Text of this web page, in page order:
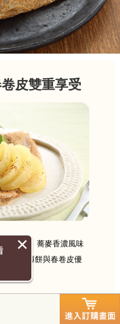
皮雙重享受
粉製作。蕎麥香濃風味
彈牙，薄餅與春卷皮優